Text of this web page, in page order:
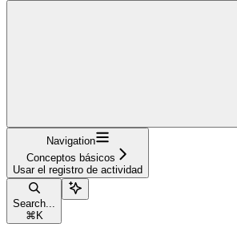
Navigation
Conceptos básicos
Usar el registro de actividad
Search...
⌘ K